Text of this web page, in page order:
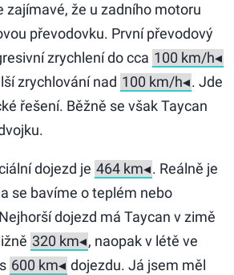
zajímavé, že u zadního motoru
převodovku. První převodový
zrychlení do cca
zrychlování nad
. Jde
řešení. Běžně se však Taycan
dojezd je
. Reálně je
se bavíme o teplém nebo
dojezd má Taycan v zimě
, naopak v létě ve
dojezdu. Já jsem měl